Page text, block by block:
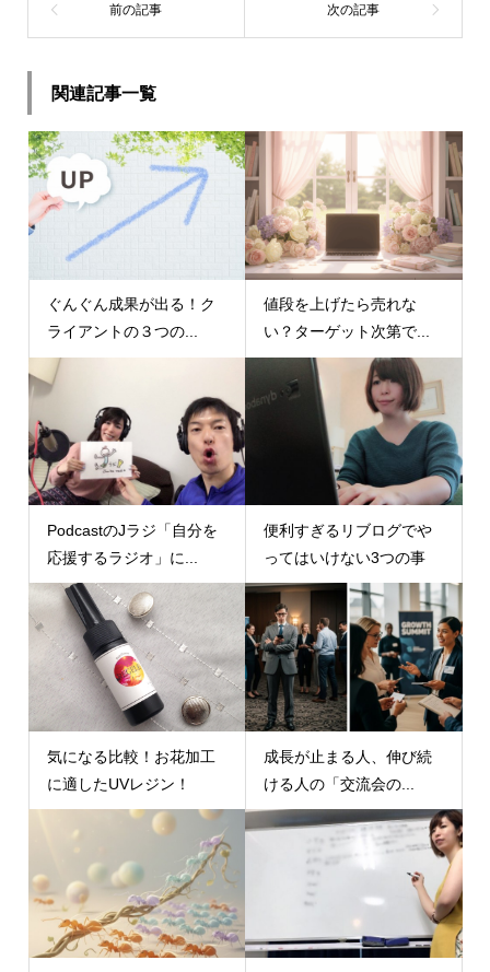
関連記事一覧
ぐんぐん成果が出る！ク
ライアントの３つの...
値段を上げたら売れな
い？ターゲット次第で...
PodcastのJラジ「自分を
応援するラジオ」に...
便利すぎるリブログでや
ってはいけない3つの事
気になる比較！お花加工
に適したUVレジン！
成長が止まる人、伸び続
ける人の「交流会の...